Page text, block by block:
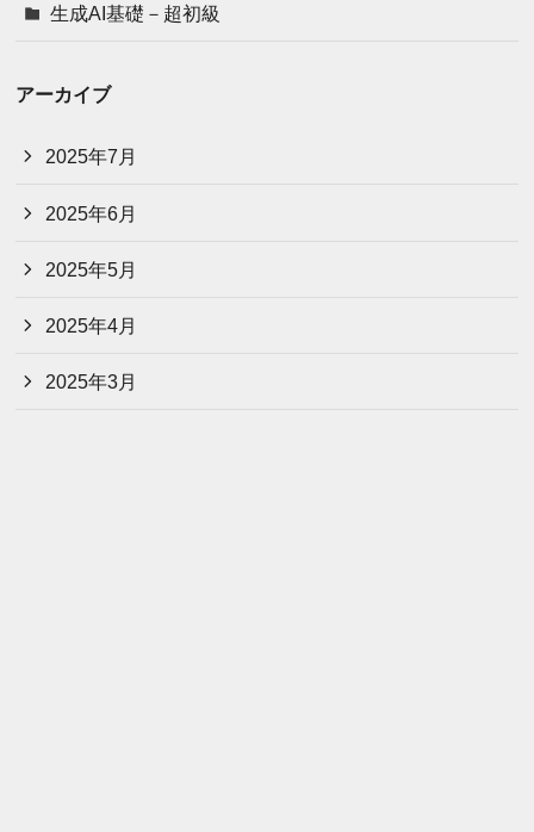
生成AI基礎－超初級
アーカイブ
2025年7月
2025年6月
2025年5月
2025年4月
2025年3月